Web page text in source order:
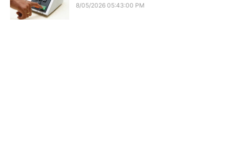
8/05/2026 05:43:00 PM